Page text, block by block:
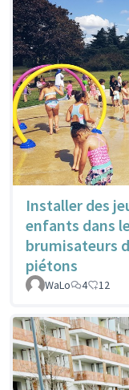
Installer des
enfants dans
brumisateurs
piétons
WaLo 4 12